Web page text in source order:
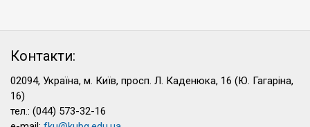
Контакти:
02094, Україна, м. Київ, просп. Л. Каденюка, 16 (Ю. Гагаріна,
16)
тел.: (044) 573-32-16